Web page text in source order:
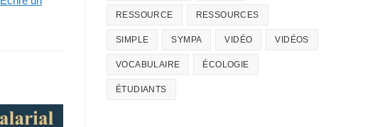
RESSOURCE RESSOURCES
SIMPLE SYMPA VIDÉO VIDÉOS
VOCABULAIRE ÉCOLOGIE
ÉTUDIANTS